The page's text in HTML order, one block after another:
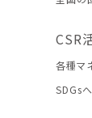
CSR
各種マ
SDGs